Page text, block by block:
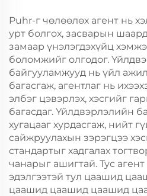
Puhr-г чөлөөлөх агент нь
урт болгох, засварын
замаар үнэлэгдэхүйц
боломжийг олгодог.
байгууламжууд нь үйл
багасгаж, агентлаг нь
элбэг цэвэрлэх, хэсгийг
багасдаг. Үйлдвэрлэлийн
хугацааг хурдасгаж, нийт
сайжруулахын зэрэгцээ
стандартыг хадгалах
чанарыг ашигтай. Тус
эдэлгээтэй тул цаашид
цаашид цаашид цаашид